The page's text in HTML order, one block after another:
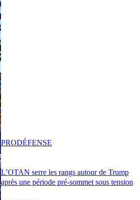
L’OTAN serre les rangs autour de Trump
après une période pré-sommet sous tension
PRODÉFENSE